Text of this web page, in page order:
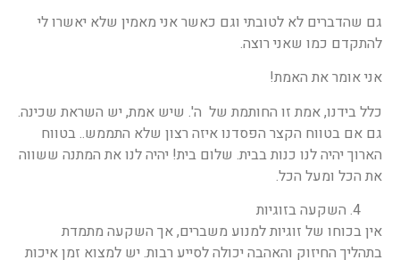
גם שהדברים לא לטובתי וגם כאשר אני מאמין שלא יאשרו לי
להתקדם כמו שאני רוצה.
אני אומר את האמת!
כלל בידנו, אמת זו החותמת של ה'. שיש אמת, יש השראת שכינה.
גם אם בטווח הקצר הפסדנו איזה רצון שלא התממש.. בטווח
הארוך יהיה לנו כנות בבית. שלום בית! יהיה לנו את המתנה ששווה
את הכל ומעל הכל.
השקעה בזוגיות
אין בכוחו של זוגיות למנוע משברים, אך השקעה מתמדת
בתהליך החיזוק והאהבה יכולה לסייע רבות. יש למצוא זמן איכות